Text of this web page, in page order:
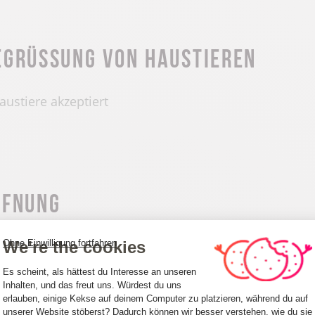
von Haustieren
akzeptiert
Tag geöffnet.
Ohne Einwilligung fortfahren
We're the cookies
Einwilligungsmanagementplattform:
Es scheint, als hättest du Interesse an unseren
Inhalten, und das freut uns. Würdest du uns
erlauben, einige Kekse auf deinem Computer zu platzieren, während du auf
unserer Website stöberst? Dadurch können wir besser verstehen, wie du sie